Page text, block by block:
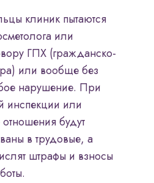
клиник пытаются
или
ГПХ (гражданско-
или вообще без
нарушение. При
инспекции или
будут
в трудовые, а
штрафы и взносы